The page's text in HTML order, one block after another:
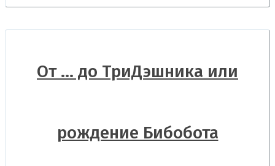
От … до ТриДэшника или
рождение Бибобота